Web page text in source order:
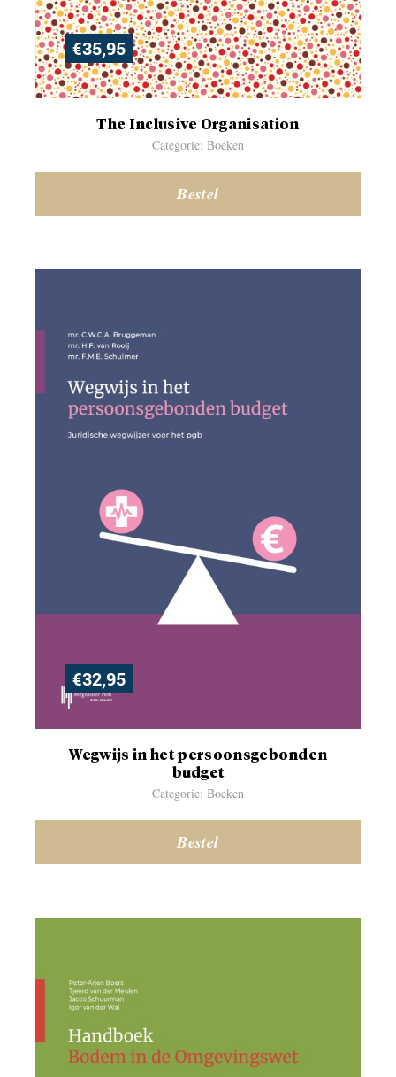
€35,95
The Inclusive Organisation
Categorie: Boeken
Bestel
€32,95
Wegwijs in het persoonsgebonden
budget
Categorie: Boeken
Bestel